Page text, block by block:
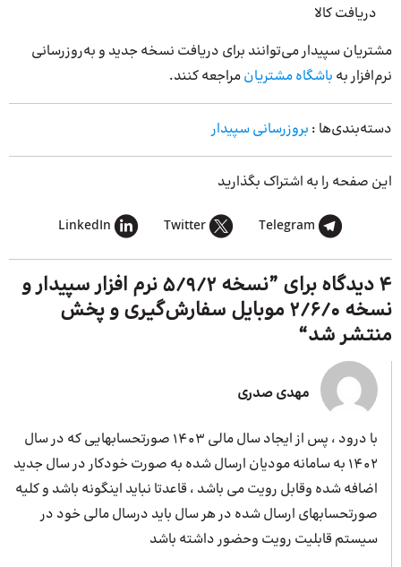
دریافت کالا
مشتریان سپیدار می‌توانند برای دریافت نسخه جدید و به‌روزرسانی
نرم‌افزار به باشگاه مشتریانمراجعه کنند.
دسته‌بندی‌ها : بروزرسانی سپیدار
این صفحه را به اشتراک بگذارید
Telegram
Twitter
LinkedIn
4 دیدگاه برای ”
نسخه 5/9/2 نرم افزار سپیدار و
نسخه 2/6/0 موبایل سفارش‌گیری و پخش
منتشر شد“
مهدی صدری
با درود ، پس از ایجاد سال مالی 1403 صورتحسابهایی که در سال
1402 به سامانه مودیان ارسال شده به صورت خودکار در سال جدید
اضافه شده وقابل رویت می باشد ، قاعدتا نباید اینگونه باشد و کلیه
صورتحسابهای ارسال شده در هر سال باید درسال مالی خود در
سیستم قابلیت رویت وحضور داشته باشد